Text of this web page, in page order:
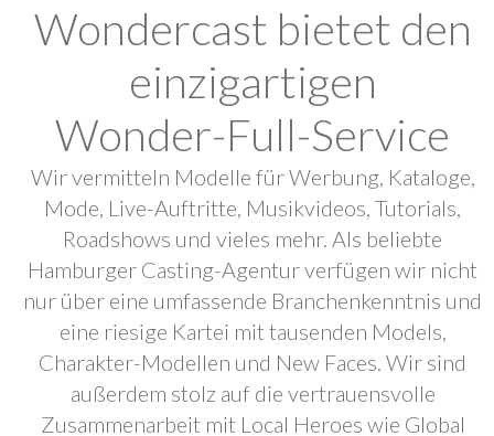
Wondercast bietet den
einzigartigen
Wonder-Full-Service
Wir vermitteln Modelle für Werbung, Kataloge,
Mode, Live-Auftritte, Musikvideos, Tutorials,
Roadshows und vieles mehr. Als beliebte
Hamburger Casting-Agentur verfügen wir nicht
nur über eine umfassende Branchenkenntnis und
eine riesige Kartei mit tausenden Models,
Charakter-Modellen und New Faces. Wir sind
außerdem stolz auf die vertrauensvolle
Zusammenarbeit mit Local Heroes wie Global